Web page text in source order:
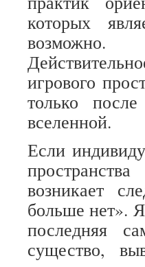
которых
возможно.
игрового
только
вселенной.
Если
возникает
больше нет».
последняя
существо,